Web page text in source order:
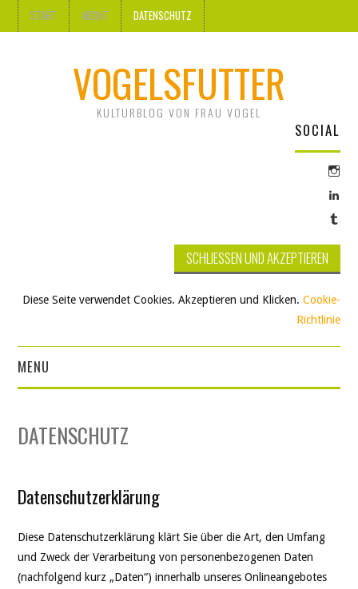
START ABOUT DATENSCHUTZ
VOGELSFUTTER
KULTURBLOG VON FRAU VOGEL
SOCIAL
auf
auf
Diese Seite verwendet Cookies. Akzeptieren und Klicken. Cookie-
Richtlinie
MENU
KUNST
THEATER
SOCIAL WEB
LEBEN
DATENSCHUTZ
Datenschutzerklärung
Diese Datenschutzerklärung klärt Sie über die Art, den Umfang
und Zweck der Verarbeitung von personenbezogenen Daten
(nachfolgend kurz „Daten“) innerhalb unseres Onlineangebotes